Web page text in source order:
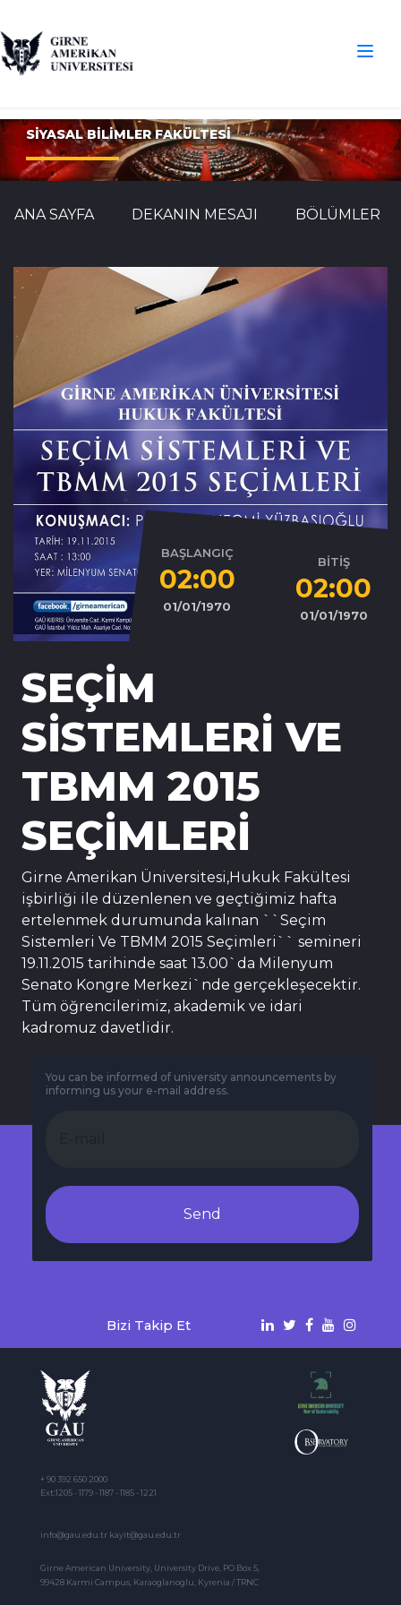
SİYASAL BİLİMLER FAKÜLTESİ
ANA SAYFA DEKANIN MESAJI BÖLÜMLER
BAŞLANGIÇ
02:00
01/01/1970
BİTİŞ
02:00
01/01/1970
SEÇİM
SİSTEMLERİ VE
TBMM 2015
SEÇİMLERİ
Girne Amerikan Üniversitesi,Hukuk Fakültesi
işbirliği ile düzenlenen ve geçtiğimiz hafta
ertelenmek durumunda kalınan ``Seçim
Sistemleri Ve TBMM 2015 Seçimleri`` semineri
19.11.2015 tarihinde saat 13.00`da Milenyum
Senato Kongre Merkezi`nde gerçekleşecektir.
Tüm öğrencilerimiz, akademik ve idari
kadromuz davetlidir.
You can be informed of university announcements by
informing us your e-mail address.
Send
Bizi Takip Et
+ 90 392 650 2000
Ext:1205 - 1179 - 1187 - 1185 - 1221
info@gau.edu.tr kayit@gau.edu.tr
Girne American University, University Drive, PO Box 5,
99428 Karmi Campus, Karaoglanoglu, Kyrenia / TRNC